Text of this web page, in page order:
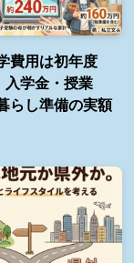
費用は初年度
入学金・授業
らし準備の実額